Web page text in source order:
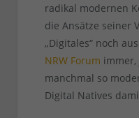
radikal modernen
die Ansätze seiner
„Digitales“ noch
NRW Forum immer,
manchmal so
Digital Natives